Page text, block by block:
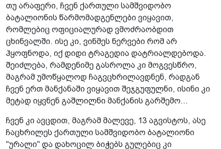
თუ არაფერი, ჩვენ ქართული სამშვიდობო
ბატალიონის წარმომადგენლები ვიყავით,
რომლებიც ოფიციალურად ვმოძრაობდით
ცხინვალში. ისე კი, ვინმეს ნერვები რომ არ
ჰყოფნოდა, იქ დიდი ტრაგედია დატრიალდებოდა.
შეიძლება, რამდენიმე გასროლა კი მოგვესწრო,
მაგრამ უმოწყალოდ ჩაგვცხრილავდნენ, რადგან
ჩვენ ერთ მანქანაში ვიყავით შეჯგუფულნი, ისინი კი
მეტად იყვნენ გაშლილნი მანქანის გარშემო...
ჩვენ კი ავცდით, მაგრამ მალევე, 13 აგვისტოს, ასე
ჩაცხრილეს ქართული სამშვიდობო ბატალიონი
"ურალი" და დახოცილ ბიჭებს გულებიც კი